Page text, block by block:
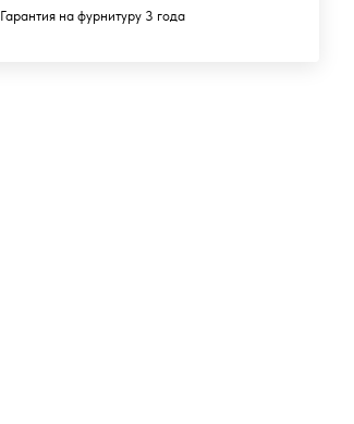
Гарантия на фурнитуру 3 года